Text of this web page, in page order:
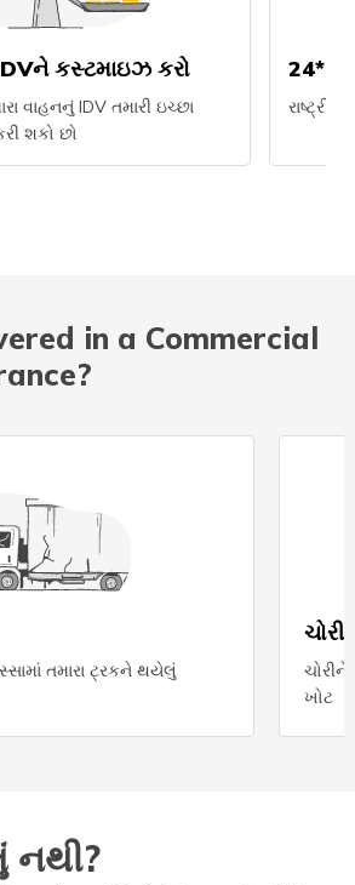
કસ્ટમાઇઝ કરો
વાહનનું IDV તમારી ઇચ્છા
શકો છો
24*7
in a Commercial
તમારા ટ્રકને થયેલું
ચોરી
ખોટ
નથી?